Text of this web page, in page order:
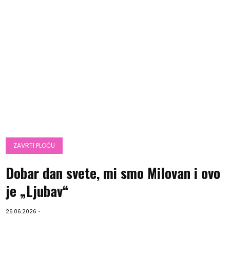
ZAVRTI PLOČU
Dobar dan svete, mi smo Milovan i ovo
je „Ljubav“
26.06.2026